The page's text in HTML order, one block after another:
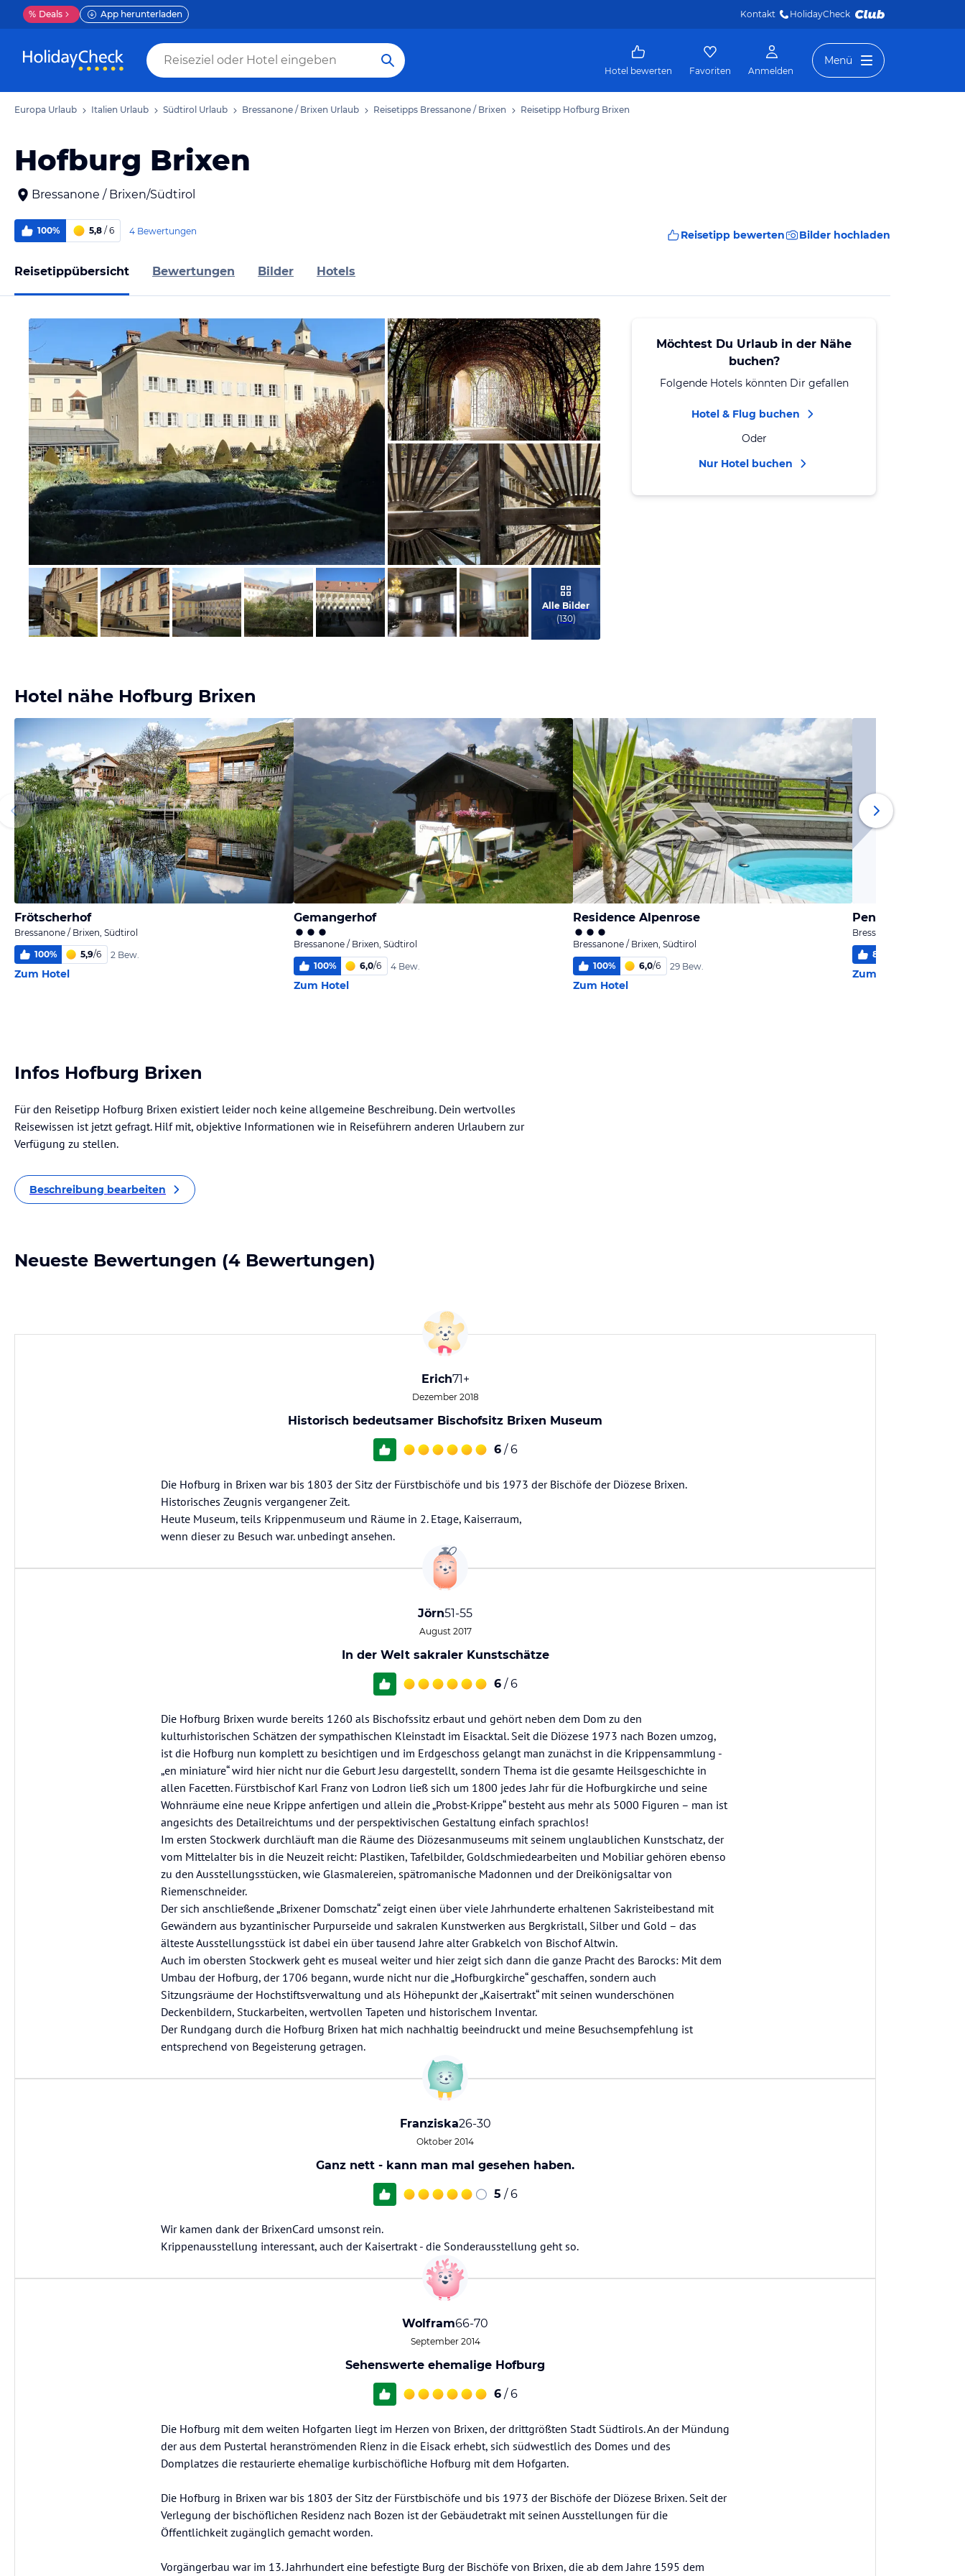
% Deals App herunterladen Kontakt HolidayCheck
Hotel bewerten Favoriten Anmelden
Menü
Europa Urlaub Italien Urlaub Südtirol Urlaub Bressanone / Brixen Urlaub Reisetipps Bressanone / Brixen Reisetipp Hofburg Brixen
Hofburg Brixen
Bressanone / Brixen/Südtirol
100% 5,8 / 6 4 Bewertungen Reisetipp bewerten Bilder hochladen
Reisetippübersicht Bewertungen Bilder Hotels
Bild melden
von Elfriede
Bild melden
von Elfriede
Bild melden
von Elfriede
Alle Bilder
(130)
Möchtest Du Urlaub in der Nähe
buchen?
Folgende Hotels könnten Dir gefallen
Hotel & Flug buchen
Oder
Nur Hotel buchen
Hotel nähe Hofburg Brixen
Frötscherhof
Bressanone / Brixen, Südtirol
100% 5,9/6 2 Bew.
Zum Hotel
Gemangerhof
Bressanone / Brixen, Südtirol
100% 6,0/6 4 Bew.
Zum Hotel
Residence Alpenrose
Bressanone / Brixen, Südtirol
100% 6,0/6 29 Bew.
Zum Hotel
Pension Ottenhof
Bressanone / Brixen,
81
Zum Hotel
Infos Hofburg Brixen
Für den Reisetipp Hofburg Brixen existiert leider noch keine allgemeine Beschreibung. Dein wertvolles
Reisewissen ist jetzt gefragt. Hilf mit, objektive Informationen wie in Reiseführern anderen Urlaubern zur
Verfügung zu stellen.
Beschreibung bearbeiten
Neueste Bewertungen (4 Bewertungen)
Erich71+
Dezember 2018
Historisch bedeutsamer Bischofsitz Brixen Museum
6 / 6
Die Hofburg in Brixen war bis 1803 der Sitz der Fürstbischöfe und bis 1973 der Bischöfe der Diözese Brixen.
Historisches Zeugnis vergangener Zeit.
Heute Museum, teils Krippenmuseum und Räume in 2. Etage, Kaiserraum,
wenn dieser zu Besuch war. unbedingt ansehen.
Jörn51-55
August 2017
In der Welt sakraler Kunstschätze
6 / 6
Die Hofburg Brixen wurde bereits 1260 als Bischofssitz erbaut und gehört neben dem Dom zu den
kulturhistorischen Schätzen der sympathischen Kleinstadt im Eisacktal. Seit die Diözese 1973 nach Bozen umzog,
ist die Hofburg nun komplett zu besichtigen und im Erdgeschoss gelangt man zunächst in die Krippensammlung -
„en miniature“ wird hier nicht nur die Geburt Jesu dargestellt, sondern Thema ist die gesamte Heilsgeschichte in
allen Facetten. Fürstbischof Karl Franz von Lodron ließ sich um 1800 jedes Jahr für die Hofburgkirche und seine
Wohnräume eine neue Krippe anfertigen und allein die „Probst-Krippe“ besteht aus mehr als 5000 Figuren – man ist
angesichts des Detailreichtums und der perspektivischen Gestaltung einfach sprachlos!
Im ersten Stockwerk durchläuft man die Räume des Diözesanmuseums mit seinem unglaublichen Kunstschatz, der
vom Mittelalter bis in die Neuzeit reicht: Plastiken, Tafelbilder, Goldschmiedearbeiten und Mobiliar gehören ebenso
zu den Ausstellungsstücken, wie Glasmalereien, spätromanische Madonnen und der Dreikönigsaltar von
Riemenschneider.
Der sich anschließende „Brixener Domschatz“ zeigt einen über viele Jahrhunderte erhaltenen Sakristeibestand mit
Gewändern aus byzantinischer Purpurseide und sakralen Kunstwerken aus Bergkristall, Silber und Gold – das
älteste Ausstellungsstück ist dabei ein über tausend Jahre alter Grabkelch von Bischof Altwin.
Auch im obersten Stockwerk geht es museal weiter und hier zeigt sich dann die ganze Pracht des Barocks: Mit dem
Umbau der Hofburg, der 1706 begann, wurde nicht nur die „Hofburgkirche“ geschaffen, sondern auch
Sitzungsräume der Hochstiftsverwaltung und als Höhepunkt der „Kaisertrakt“ mit seinen wunderschönen
Deckenbildern, Stuckarbeiten, wertvollen Tapeten und historischem Inventar.
Der Rundgang durch die Hofburg Brixen hat mich nachhaltig beeindruckt und meine Besuchsempfehlung ist
entsprechend von Begeisterung getragen.
Franziska26-30
Oktober 2014
Ganz nett - kann man mal gesehen haben.
5 / 6
Wir kamen dank der BrixenCard umsonst rein.
Krippenausstellung interessant, auch der Kaisertrakt - die Sonderausstellung geht so.
Wolfram66-70
September 2014
Sehenswerte ehemalige Hofburg
6 / 6
Die Hofburg mit dem weiten Hofgarten liegt im Herzen von Brixen, der drittgrößten Stadt Südtirols. An der Mündung
der aus dem Pustertal heranströmenden Rienz in die Eisack erhebt, sich südwestlich des Domes und des
Domplatzes die restaurierte ehemalige kurbischöfliche Hofburg mit dem Hofgarten.
Die Hofburg in Brixen war bis 1803 der Sitz der Fürstbischöfe und bis 1973 der Bischöfe der Diözese Brixen. Seit der
Verlegung der bischöflichen Residenz nach Bozen ist der Gebäudetrakt mit seinen Ausstellungen für die
Öffentlichkeit zugänglich gemacht worden.
Vorgängerbau war im 13. Jahrhundert eine befestigte Burg der Bischöfe von Brixen, die ab dem Jahre 1595 dem